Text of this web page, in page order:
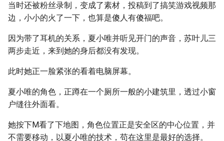
当时还被粉丝录制，变成了素材，投稿到了搞笑游戏视频那
边，小小的火了一下，也算是傻人有傻福吧。
因为带了耳机的关系，夏小唯并听见开门的声音，苏叶儿三
两步走近，来到她的身后都没有发现。
此时她正一脸紧张的看着电脑屏幕。
夏小唯的角色，正蹲在一个厕所一般的小建筑里，透过小窗
户缝往外面看。
她按下M看了下地图，角色位置正是安全区的中心位置，并
不需要移动，以夏小唯的技术，苟在这里是最好的选择。